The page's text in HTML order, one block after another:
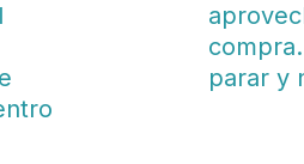
parar y